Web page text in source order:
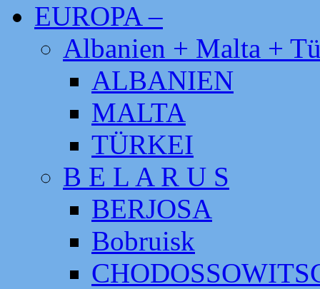
EUROPA –
Albanien + Malta +
ALBANIEN
MALTA
TÜRKEI
B E L A R U S
BERJOSA
Bobruisk